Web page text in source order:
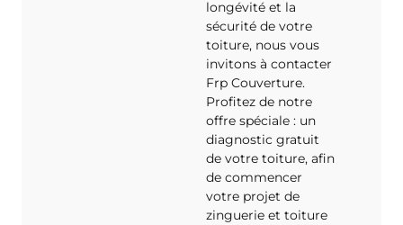
longévité et la
sécurité de votre
toiture, nous vous
invitons à contacter
Frp Couverture.
Profitez de notre
offre spéciale : un
diagnostic gratuit
de votre toiture, afin
de commencer
votre projet de
zinguerie et toiture